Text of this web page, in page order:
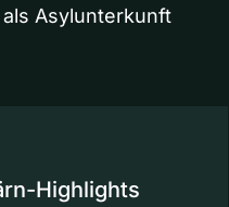
Asylunterkunft
Highlights